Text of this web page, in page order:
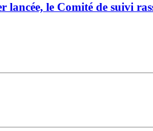
lancée, le Comité de suivi